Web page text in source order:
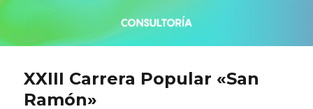
XXIII Carrera Popular «San
Ramón»